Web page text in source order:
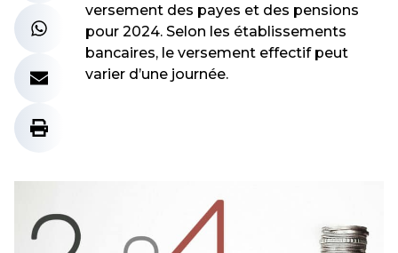
versement des payes et des pensions
pour 2024. Selon les établissements
bancaires, le versement effectif peut
varier d’une journée.